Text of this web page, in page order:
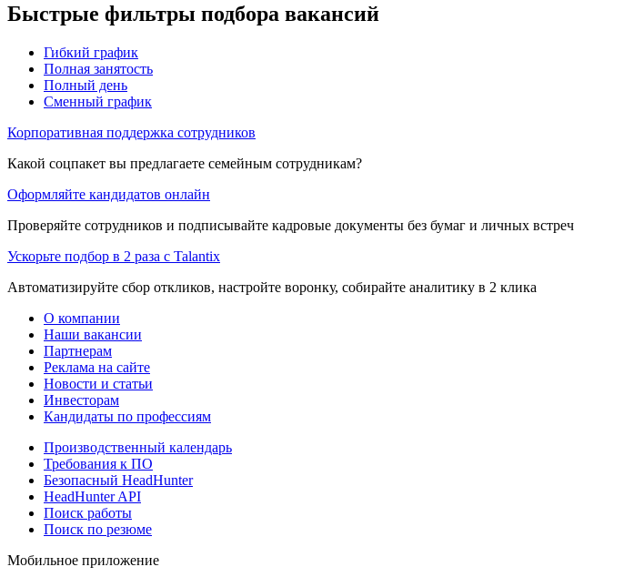
Быстрые фильтры подбора вакансий
Гибкий график
Полная занятость
Полный день
Сменный график
Корпоративная поддержка сотрудников
Какой соцпакет вы предлагаете семейным сотрудникам?
Оформляйте кандидатов онлайн
Проверяйте сотрудников и подписывайте кадровые документы без бумаг и личных встреч
Ускорьте подбор в 2 раза с Talantix
Автоматизируйте сбор откликов, настройте воронку, собирайте аналитику в 2 клика
О компании
Наши вакансии
Партнерам
Реклама на сайте
Новости и статьи
Инвесторам
Кандидаты по профессиям
Производственный календарь
Требования к ПО
Безопасный HeadHunter
HeadHunter API
Поиск работы
Поиск по резюме
Мобильное приложение